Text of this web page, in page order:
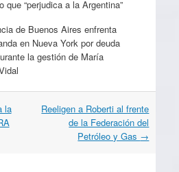
que “perjudica a la Argentina”
de Buenos Aires enfrenta
en Nueva York por deuda
la gestión de María
la
Reeligen a Roberti al frente
de la Federación del
Petróleo y Gas →